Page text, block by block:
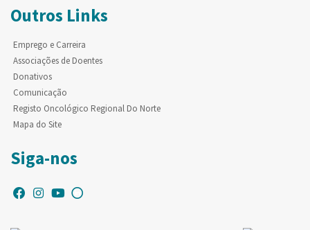
Outros Links
Emprego e Carreira
Associações de Doentes
Donativos
Comunicação
Registo Oncológico Regional Do Norte
Mapa do Site
Siga-nos